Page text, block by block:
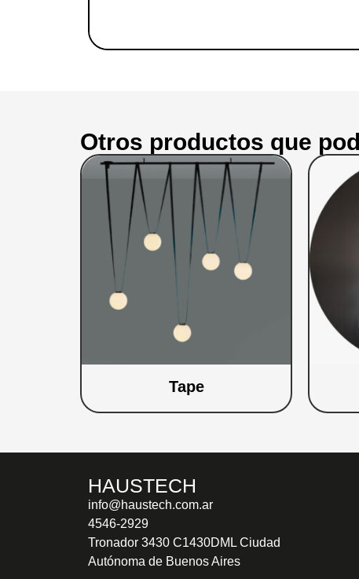
Otros productos que
Tape
HAUSTECH
info@haustech.com.ar
4546-2929
Tronador 3430 C1430DML Ciudad
Autónoma de Buenos Aires